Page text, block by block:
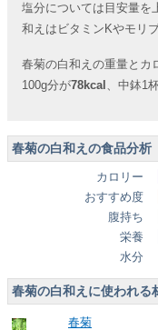
塩分については目安量を
和えはビタミンKやモリ
春菊の白和えの重量とカ
100g分が78kcal 、中鉢1
春菊の白和えの食品分析
カロリー
おすすめ度
腹持ち
栄養
水分
春菊の白和えに使われる
春菊